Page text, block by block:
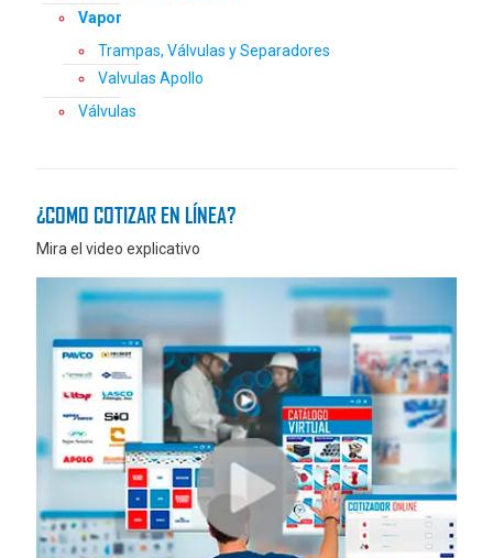
Vapor
Trampas, Válvulas y Separadores
Valvulas Apollo
Válvulas
¿COMO COTIZAR EN LÍNEA?
Mira el video explicativo